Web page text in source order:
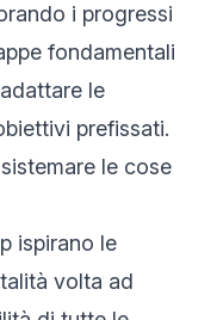
i progressi
fondamentali
le
prefissati.
le cose
ispirano le
volta ad